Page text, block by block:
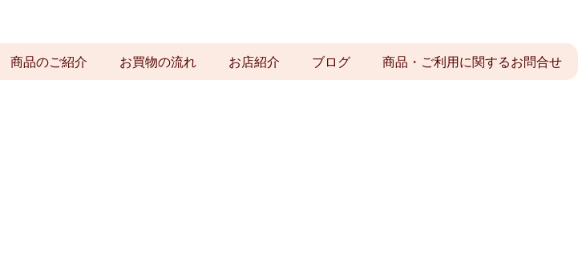
商品のご紹介 お買物の流れ お店紹介 ブログ 商品・ご利用に関するお問合せ